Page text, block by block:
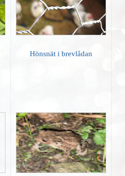
Hönsnät i brevlådan